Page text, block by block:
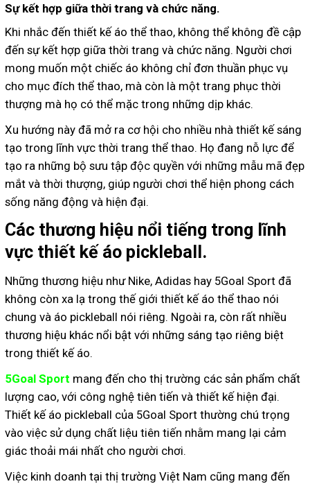
Sự kết hợp giữa thời trang và chức năng.
Khi nhắc đến thiết kế áo thể thao, không thể không đề cập
đến sự kết hợp giữa thời trang và chức năng. Người chơi
mong muốn một chiếc áo không chỉ đơn thuần phục vụ
cho mục đích thể thao, mà còn là một trang phục thời
thượng mà họ có thể mặc trong những dịp khác.
Xu hướng này đã mở ra cơ hội cho nhiều nhà thiết kế sáng
tạo trong lĩnh vực thời trang thể thao. Họ đang nỗ lực để
tạo ra những bộ sưu tập độc quyền với những mẫu mã đẹp
mắt và thời thượng, giúp người chơi thể hiện phong cách
sống năng động và hiện đại.
Các thương hiệu nổi tiếng trong lĩnh
vực thiết kế áo pickleball.
Những thương hiệu như Nike, Adidas hay 5Goal Sport đã
không còn xa lạ trong thế giới thiết kế áo thể thao nói
chung và áo pickleball nói riêng. Ngoài ra, còn rất nhiều
thương hiệu khác nổi bật với những sáng tạo riêng biệt
trong thiết kế áo.
5Goal Sport mang đến cho thị trường các sản phẩm chất
lượng cao, với công nghệ tiên tiến và thiết kế hiện đại.
Thiết kế áo pickleball của 5Goal Sport thường chú trọng
vào việc sử dụng chất liệu tiên tiến nhằm mang lại cảm
giác thoải mái nhất cho người chơi.
Việc kinh doanh tại thị trường Việt Nam cũng mang đến